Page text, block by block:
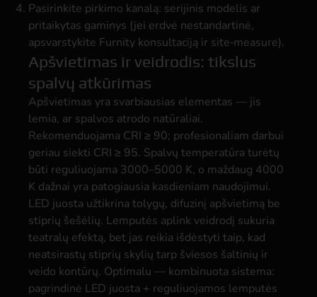
Pasirinkite pirkimo kanalą: serijinis modelis ar
pritaikytas gaminys (jei erdvė nestandartinė,
apsvarstykite Furnity konsultaciją ir site‑measure).
Apšvietimas ir veidrodis: tikslus
spalvų atkūrimas
Apšvietimas yra svarbiausias elementas — jis
lemia, ar spalvos atrodo natūraliai.
Rekomenduojama CRI ≥ 90; profesionaliam darbui
geriau siekti CRI ≥ 95. Spalvų temperatūra turėtų
būti reguliuojama 3000–5000 K, o maždaug 4000
K dažnai yra patogiausia kasdieniam naudojimui.
LED juosta užtikrina tolygų, difuzinį apšvietimą be
stiprių šešėlių. Lemputės aplink veidrodį sukuria
teatralų efektą, bet jas reikia išdėstyti taip, kad
neatsirastų stiprių skylių tarp šviesos šaltinių ir
veido kontūrų. Optimalu — kombinuota sistema:
pagrindinė LED juosta + reguliuojamos lemputės